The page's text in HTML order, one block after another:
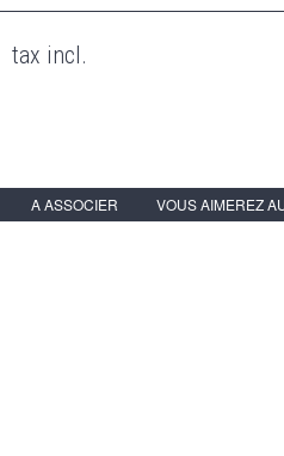
tax incl.
A ASSOCIER VOUS AIMEREZ